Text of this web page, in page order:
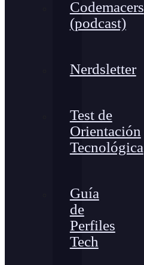
Codemacers
(podcast)
Nerdsletter
Test de
Orientación
Tecnológica
Guía
de
Perfiles
Tech